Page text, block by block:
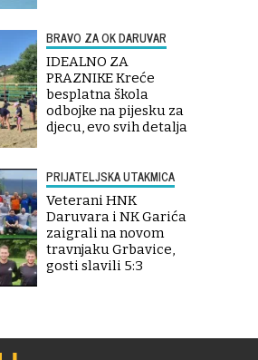
BRAVO ZA OK DARUVAR
IDEALNO ZA
PRAZNIKE Kreće
besplatna škola
odbojke na pijesku za
djecu, evo svih detalja
PRIJATELJSKA UTAKMICA
Veterani HNK
Daruvara i NK Garića
zaigrali na novom
travnjaku Grbavice,
gosti slavili 5:3